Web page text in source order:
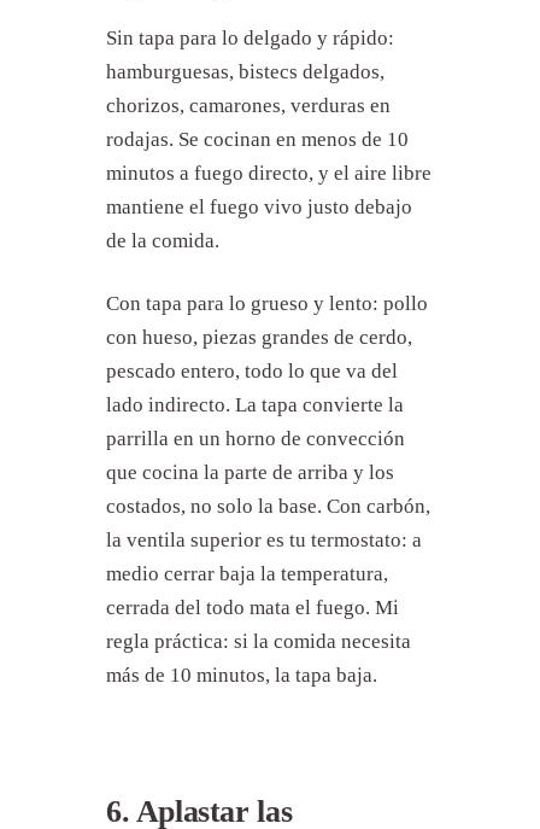
Sin tapa para lo delgado y rápido:
hamburguesas, bistecs delgados,
chorizos, camarones, verduras en
rodajas. Se cocinan en menos de 10
minutos a fuego directo, y el aire libre
mantiene el fuego vivo justo debajo
de la comida.
Con tapa para lo grueso y lento: pollo
con hueso, piezas grandes de cerdo,
pescado entero, todo lo que va del
lado indirecto. La tapa convierte la
parrilla en un horno de convección
que cocina la parte de arriba y los
costados, no solo la base. Con carbón,
la ventila superior es tu termostato: a
medio cerrar baja la temperatura,
cerrada del todo mata el fuego. Mi
regla práctica: si la comida necesita
más de 10 minutos, la tapa baja.
6. Aplastar las